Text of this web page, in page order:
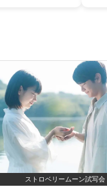
ストロベリームーン試写会